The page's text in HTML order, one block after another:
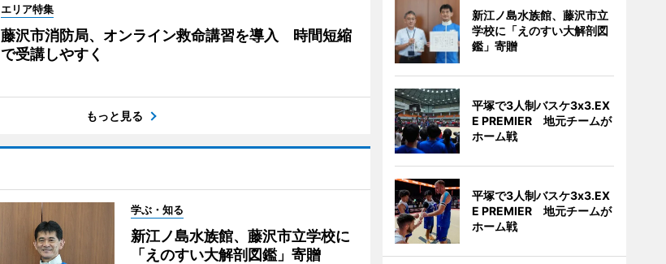
エリア特集
藤沢市消防局、オンライン救命講習を導入 時間短縮
で受講しやすく
もっと見る
学ぶ・知る
新江ノ島水族館、藤沢市立学校に
「えのすい大解剖図鑑」寄贈
新江ノ島水族館、藤沢市立
学校に「えのすい大解剖図
鑑」寄贈
平塚で3人制バスケ3x3.EX
E PREMIER 地元チームが
ホーム戦
平塚で3人制バスケ3x3.EX
E PREMIER 地元チームが
ホーム戦